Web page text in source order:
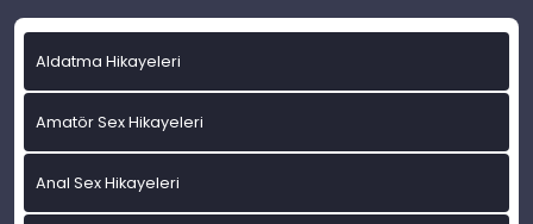
Aldatma Hikayeleri
Amatör Sex Hikayeleri
Anal Sex Hikayeleri